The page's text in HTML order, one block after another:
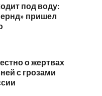
под воду:
пришел
о жертвах
с грозами